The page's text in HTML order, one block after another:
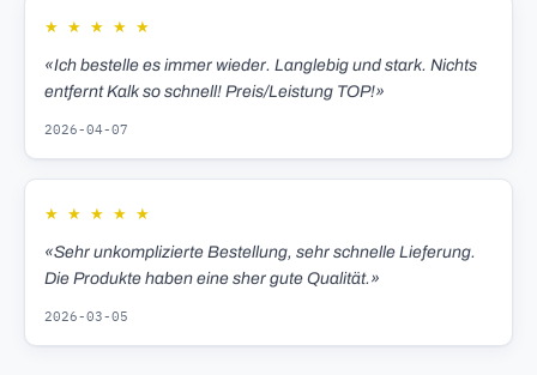
★ ★ ★ ★ ★
«Ich bestelle es immer wieder. Langlebig und stark. Nichts
entfernt Kalk so schnell! Preis/Leistung TOP!»
2026-04-07
★ ★ ★ ★ ★
«Sehr unkomplizierte Bestellung, sehr schnelle Lieferung.
Die Produkte haben eine sher gute Qualität.»
2026-03-05